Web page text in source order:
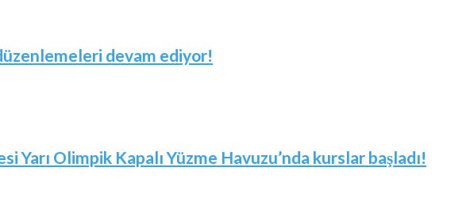
devam ediyor!
Yarı Olimpik Kapalı Yüzme Havuzu’nda kurslar başladı!